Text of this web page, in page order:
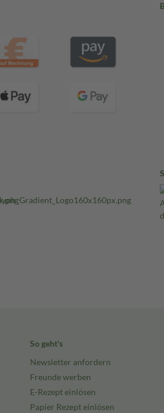
So geht's
Newsletter anfordern
Freunde werben
E-Rezept einlösen
Papier Rezept einlösen